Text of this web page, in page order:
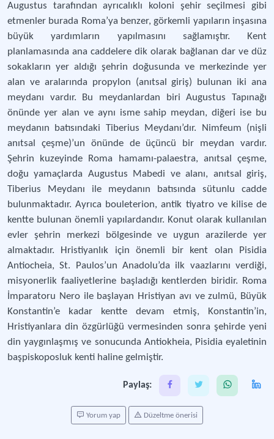
Augustus tarafından ayrıcalıklı koloni şehir seçilmesi gibi
etmenler burada Roma’ya benzer, görkemli yapıların inşasına
büyük yardımların yapılmasını sağlamıştır. Kent
planlamasında ana caddelere dik olarak bağlanan dar ve düz
sokakların yer aldığı şehrin doğusunda ve merkezinde yer
alan ve aralarında propylon (anıtsal giriş) bulunan iki ana
meydanı vardır. Bu meydanlardan biri Augustus Tapınağı
önünde yer alan ve aynı isme sahip meydan, diğeri ise bu
meydanın batısındaki Tiberius Meydanı’dır. Nimfeum (nişli
anıtsal çeşme)’un önünde de üçüncü bir meydan vardır.
Şehrin kuzeyinde Roma hamamı-palaestra, anıtsal çeşme,
doğu yamaçlarda Augustus Mabedi ve alanı, anıtsal giriş,
Tiberius Meydanı ile meydanın batısında sütunlu cadde
bulunmaktadır. Ayrıca bouleterion, antik tiyatro ve kilise de
kentte bulunan önemli yapılardandır. Konut olarak kullanılan
evler şehrin merkezi bölgesinde ve uygun arazilerde yer
almaktadır. Hristiyanlık için önemli bir kent olan Pisidia
Antiocheia, St. Paulos’un Anadolu’da ilk vaazlarını verdiği,
misyonerlik faaliyetlerine başladığı kentlerden biridir. Roma
İmparatoru Nero ile başlayan Hristiyan avı ve zulmü, Büyük
Konstantin’e kadar kentte devam etmiş, Konstantin’in,
Hristiyanlara din özgürlüğü vermesinden sonra şehirde yeni
din yaygınlaşmış ve sonucunda Antiokheia, Pisidia eyaletinin
başpiskoposluk kenti haline gelmiştir.
Paylaş:
Yorum yap Düzeltme önerisi